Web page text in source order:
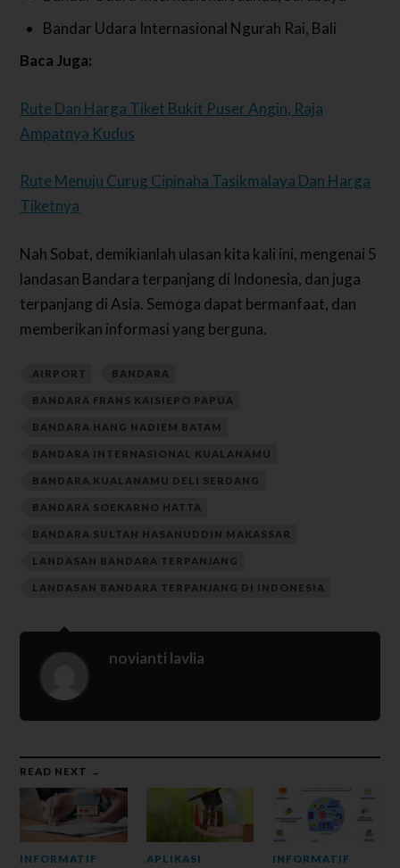
Bandar Udara Internasional Ngurah Rai, Bali
Baca Juga:
Rute Dan Harga Tiket Bukit Puser Angin, Raja
Ampatnya Kudus
Rute Menuju Curug Cipinaha Tasikmalaya Dan Harga
Tiketnya
Nah Sobat, demikianlah ulasan kita kali ini, mengenai 5
landasan Bandara terpanjang di Indonesia, dan juga
terpanjang di Asia. Semoga dapat bermanfaat, dan
memberikan informasi yang berguna.
AIRPORT BANDARA
BANDARA FRANS KAISIEPO PAPUA
BANDARA HANG NADIEM BATAM
BANDARA INTERNASIONAL KUALANAMU
BANDARA KUALANAMU DELI SERDANG
BANDARA SOEKARNO HATTA
BANDARA SULTAN HASANUDDIN MAKASSAR
LANDASAN BANDARA TERPANJANG
LANDASAN BANDARA TERPANJANG DI INDONESIA
novianti lavlia
READ NEXT →
INFORMATIF APLIKASI INFORMATIF